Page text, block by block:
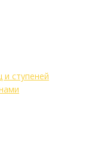
и ступеней